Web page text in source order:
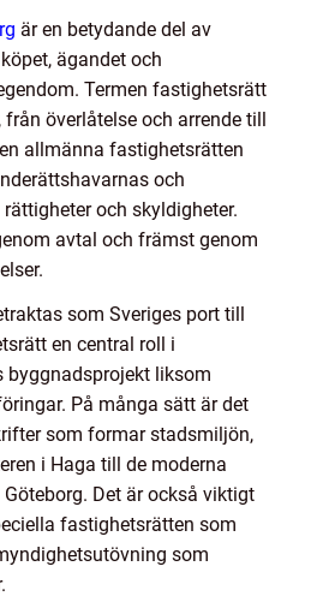
är en betydande del av
ägandet och
Termen fastighetsrätt
överlåtelse och arrende till
allmänna fastighetsrätten
och
och skyldigheter.
avtal och främst genom
som Sveriges port till
en central roll i
byggnadsprojekt liksom
På många sätt är det
som formar stadsmiljön,
i Haga till de moderna
Det är också viktigt
fastighetsrätten som
som